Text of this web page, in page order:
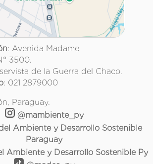
: Avenida Madame
3500.
de la Guerra del Chaco.
: 021 2879000
Paraguay.
@mambiente_py
Ambiente y Desarrollo Sostenible
Paraguay
Ambiente y Desarrollo Sostenible Py